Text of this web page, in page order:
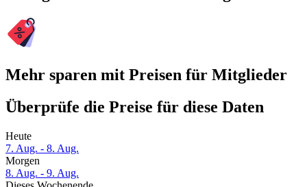
Mehr sparen mit Preisen für Mitglieder
Überprüfe die Preise für diese Daten
Heute
7. Aug. - 8. Aug.
Morgen
8. Aug. - 9. Aug.